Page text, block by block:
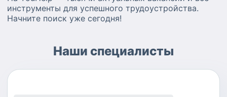
инструменты для успешного трудоустройства.
Начните поиск уже сегодня!
Наши специалисты